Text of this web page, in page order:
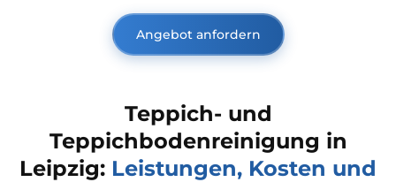
Angebot anfordern
Teppich- und
Teppichbodenreinigung in
Leipzig: Leistungen, Kosten und